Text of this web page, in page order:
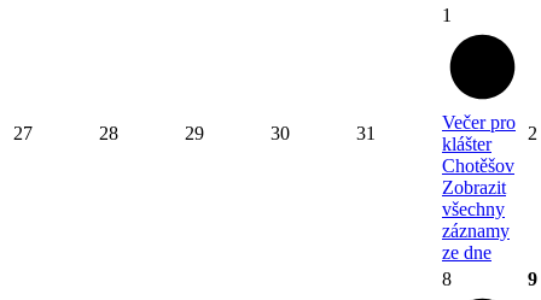
27 28 29 30 31
1
Večer pro
klášter
Chotěšov
Zobrazit
všechny
záznamy
ze dne
2
8 9